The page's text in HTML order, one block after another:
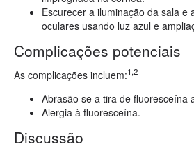
Escurecer a iluminação da sala e
oculares usando luz azul e
Complicações potenciais
As complicações incluem:1,2
Abrasão se a tira de fluoresceína
Alergia à fluoresceína.
Discussão